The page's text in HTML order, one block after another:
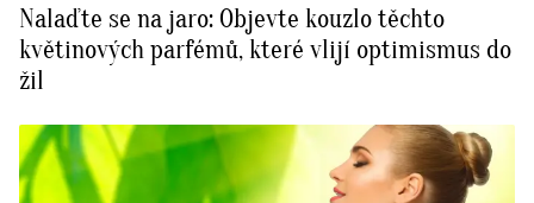
BurdaMedia
Extra
SADA PRODUKTŮ MANA (10 ks)
Nalaďte se na jaro: Objevte kouzlo těchto
květinových parfémů, které vlijí optimismus do
žil